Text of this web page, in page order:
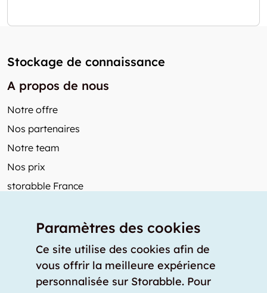
Stockage de connaissance
A propos de nous
Notre offre
Nos partenaires
Notre team
Nos prix
storabble France
Articles de presse
Comment calculer la capacité d'un garde-meuble?
Quel est le tarif moyen d'un garde-meuble?
Paramètres des cookies
Ce site utilise des cookies afin de
vous offrir la meilleure expérience
personnalisée sur Storabble. Pour